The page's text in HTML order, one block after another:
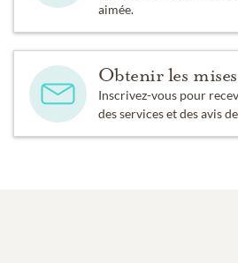
aimée.
Obtenir les
Inscrivez-vous pour
des services et des avis